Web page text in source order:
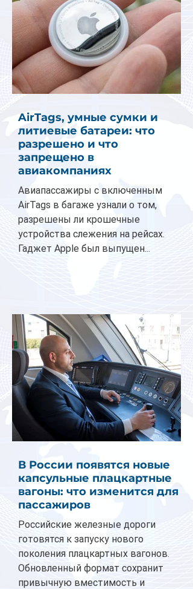
AirTags, умные сумки и
литиевые батареи: что
разрешено и что
запрещено в
авиакомпаниях
Авиапассажиры с включенным
AirTags в багаже узнали о том,
разрешены ли крошечные
устройства слежения на рейсах.
Гаджет Apple был выпущен...
В России появятся новые
капсульные плацкартные
вагоны: что изменится для
пассажиров
Российские железные дороги
готовятся к запуску нового
поколения плацкартных вагонов.
Обновленный формат сохранит
привычную вместимость и